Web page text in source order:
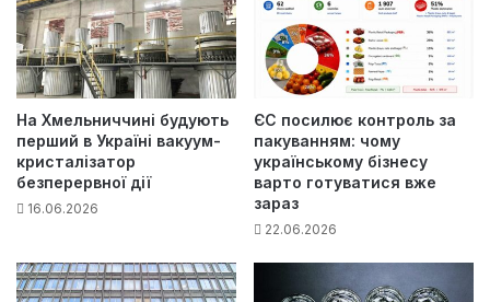
На Хмельниччині будують
перший в Україні вакуум-
кристалізатор
безперервної дії
16.06.2026
ЄС посилює контроль за
пакуванням: чому
українському бізнесу
варто готуватися вже
зараз
22.06.2026